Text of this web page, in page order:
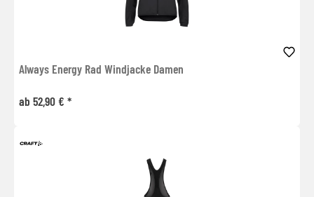
Always Energy Rad Windjacke Damen
ab 52,90 € *